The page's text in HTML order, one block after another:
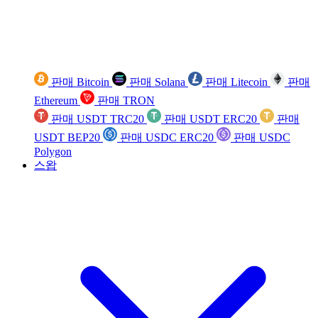
판매 Bitcoin 판매 Solana 판매 Litecoin
판매
Ethereum
판매 TRON
판매 USDT TRC20
판매 USDT ERC20
판매
USDT BEP20
판매 USDC ERC20
판매 USDC
Polygon
스왑